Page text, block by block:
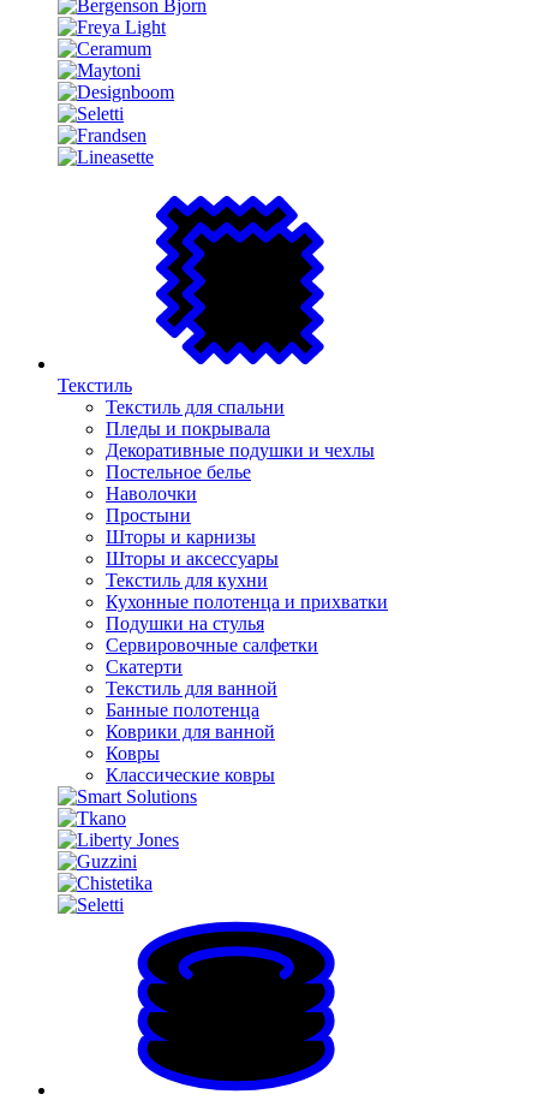
Текстиль
Текстиль для спальни
Пледы и покрывала
Декоративные подушки и чехлы
Постельное белье
Наволочки
Простыни
Шторы и карнизы
Шторы и аксессуары
Текстиль для кухни
Кухонные полотенца и прихватки
Подушки на стулья
Сервировочные салфетки
Скатерти
Текстиль для ванной
Банные полотенца
Коврики для ванной
Ковры
Классические ковры